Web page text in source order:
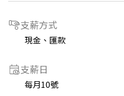
支薪方式
現金、匯款
支薪日
每月10號